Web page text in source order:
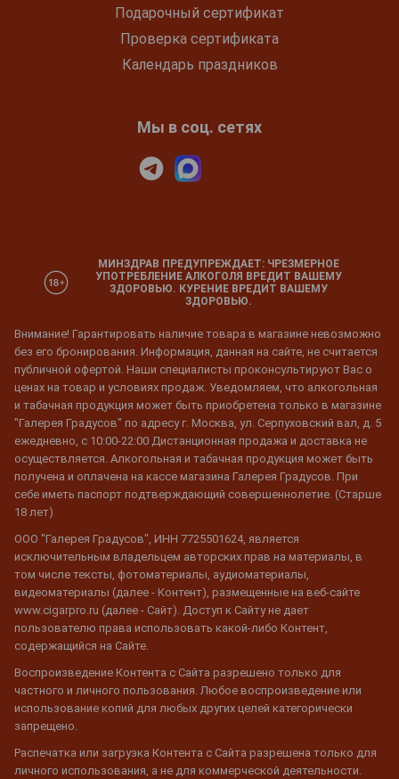
Подарочный сертификат
Проверка сертификата
Календарь праздников
Мы в соц. сетях
МИНЗДРАВ ПРЕДУПРЕЖДАЕТ: ЧРЕЗМЕРНОЕ
УПОТРЕБЛЕНИЕ АЛКОГОЛЯ ВРЕДИТ ВАШЕМУ
ЗДОРОВЬЮ. КУРЕНИЕ ВРЕДИТ ВАШЕМУ
ЗДОРОВЬЮ.
Внимание! Гарантировать наличие товара в магазине невозможно
без его бронирования. Информация, данная на сайте, не считается
публичной офертой. Наши специалисты проконсультируют Вас о
ценах на товар и условиях продаж. Уведомляем, что алкогольная
и табачная продукция может быть приобретена только в магазине
"Галерея Градусов" по адресу г. Москва, ул. Серпуховский вал, д. 5
ежедневно, с 10:00-22:00 Дистанционная продажа и доставка не
осуществляется. Алкогольная и табачная продукция может быть
получена и оплачена на кассе магазина Галерея Градусов. При
себе иметь паспорт подтверждающий совершеннолетие. (Старше
18 лет)
ООО "Галерея Градусов", ИНН 7725501624, является
исключительным владельцем авторских прав на материалы, в
том числе тексты, фотоматериалы, аудиоматериалы,
видеоматериалы (далее - Контент), размещенные на веб-сайте
www.cigarpro.ru (далее - Сайт). Доступ к Сайту не дает
пользователю права использовать какой-либо Контент,
содержащийся на Сайте.
Воспроизведение Контента с Сайта разрешено только для
частного и личного пользования. Любое воспроизведение или
использование копий для любых других целей категорически
запрещено.
Распечатка или загрузка Контента с Сайта разрешена только для
личного использования, а не для коммерческой деятельности.